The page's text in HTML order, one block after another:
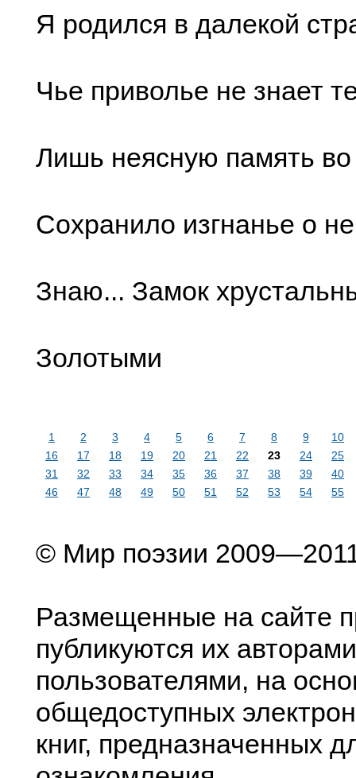
Я родился в далекой
Чье приволье не знает
Лишь неясную память
Сохранило изгнанье о
Знаю... Замок
Золотыми
1 2 3 4 5 6 7 8 9
10
16
17 18 19 20 21 22 23 24
25
31
32 33 34 35 36 37 38 39
40
46
47 48 49 50 51 52 53 54 55
© Мир поэзии
Размещенные на сайте
публикуются их
пользователями, на
общедоступных
книг, предназначенных